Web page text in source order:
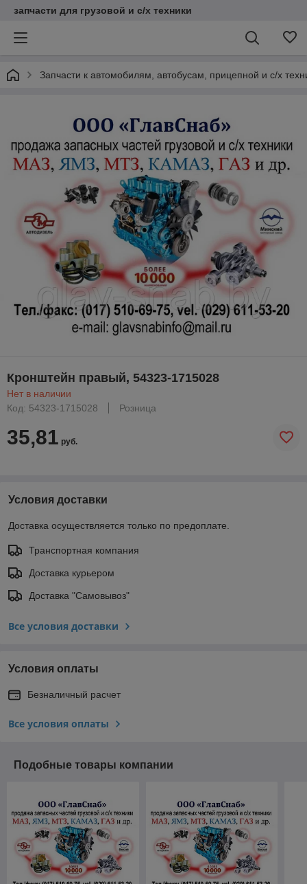
запчасти для грузовой и с/х техники
Запчасти к автомобилям, автобусам, прицепной и с/х
Кронштейн правый, 54323-1715028
Нет в наличии
Код: 54323-1715028
Розница
35,81 руб.
Условия доставки
Доставка осуществляется только по предоплате.
Транспортная компания
Доставка курьером
Доставка "Самовывоз"
Все условия доставки
Условия оплаты
Безналичный расчет
Все условия оплаты
Подобные товары компании